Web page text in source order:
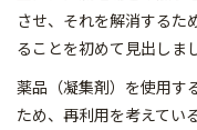
させ、 それを解消するた
ることを初めて見出しま
薬品（凝集剤）を使用す
ため、再利用を考えてい